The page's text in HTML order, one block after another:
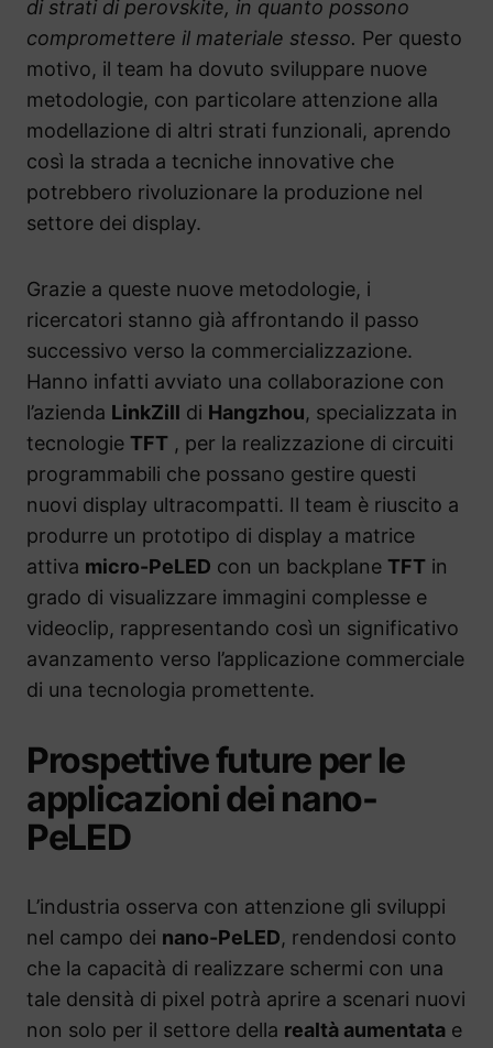
di strati di perovskite, in quanto possono
compromettere il materiale stesso. Per questo
motivo, il team ha dovuto sviluppare nuove
metodologie, con particolare attenzione alla
modellazione di altri strati funzionali, aprendo
così la strada a tecniche innovative che
potrebbero rivoluzionare la produzione nel
settore dei display.
Grazie a queste nuove metodologie, i
ricercatori stanno già affrontando il passo
successivo verso la commercializzazione.
Hanno infatti avviato una collaborazione con
l’azienda LinkZill di Hangzhou, specializzata in
tecnologie TFT , per la realizzazione di circuiti
programmabili che possano gestire questi
nuovi display ultracompatti. Il team è riuscito a
produrre un prototipo di display a matrice
attiva micro-PeLED con un backplane TFT in
grado di visualizzare immagini complesse e
videoclip, rappresentando così un significativo
avanzamento verso l’applicazione commerciale
di una tecnologia promettente.
Prospettive future per le
applicazioni dei nano-
PeLED
L’industria osserva con attenzione gli sviluppi
nel campo dei nano-PeLED, rendendosi conto
che la capacità di realizzare schermi con una
tale densità di pixel potrà aprire a scenari nuovi
non solo per il settore della realtà aumentata e